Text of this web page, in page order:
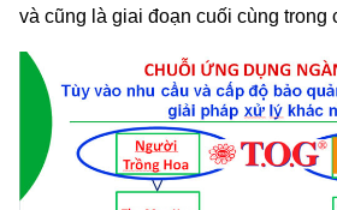
và cũng là giai đoạn cuối cùng trong